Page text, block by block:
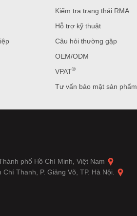
Kiểm tra trạng thái RMA
Hỗ trợ kỹ thuật
Câu hỏi thường gặp
OEM/ODM
VPAT®
Tư vấn bảo mật sản phẩm
phố Hồ Chí Minh, Việt Nam
Thanh, P. Giảng Võ, TP. Hà Nội.